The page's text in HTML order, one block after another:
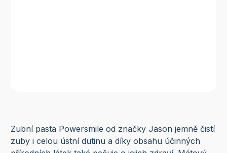
Zubní pasta Powersmile od značky Jason jemně čistí
zuby i celou ústní dutinu a díky obsahu účinných